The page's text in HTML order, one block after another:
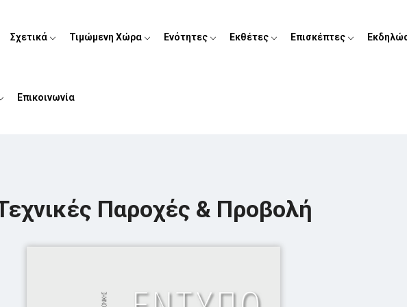
Σχετικά Τιμώμενη Χώρα Ενότητες Εκθέτες Επισκέπτες
Επικοινωνία
Παροχές & Προβολή